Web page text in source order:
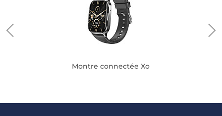
Montre connectée Xo